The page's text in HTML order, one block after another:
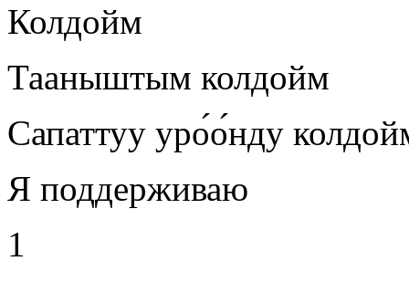
Колдойм
Тааныштым колдойм
Сапаттуу уро́о́нду
Я поддерживаю
1